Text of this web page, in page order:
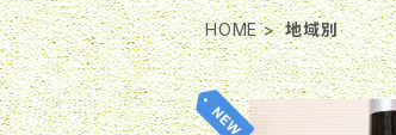
HOME 地域別